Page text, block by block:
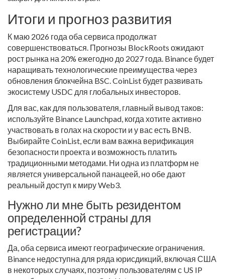
Итоги и прогноз развития
К маю 2026 года оба сервиса продолжат
совершенствоваться. Прогнозы BlockRoots ожидают
рост рынка на 20% ежегодно до 2027 года. Binance будет
наращивать технологические преимущества через
обновления блокчейна BSC. CoinList будет развивать
экосистему USDC для глобальных инвесторов.
Для вас, как для пользователя, главный вывод таков:
используйте Binance Launchpad, когда хотите активно
участвовать в голах на скорости и у вас есть BNB.
Выбирайте CoinList, если вам важна верификация
безопасности проекта и возможность платить
традиционными методами. Ни одна из платформ не
является универсальной панацеей, но обе дают
реальный доступ к миру Web3.
Нужно ли мне быть резидентом
определенной страны для
регистрации?
Да, оба сервиса имеют географические ограничения.
Binance недоступна для ряда юрисдикций, включая США
в некоторых случаях, поэтому пользователям с US IP